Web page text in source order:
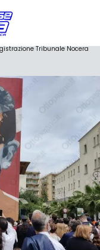
Tribunale Nocera